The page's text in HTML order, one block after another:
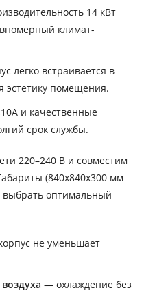
14 кВт
климат-
легко встраивается в
эстетику помещения.
и качественные
срок службы.
220–240 В и совместим
(840x840x300 мм
выбрать оптимальный
не уменьшает
— охлаждение без